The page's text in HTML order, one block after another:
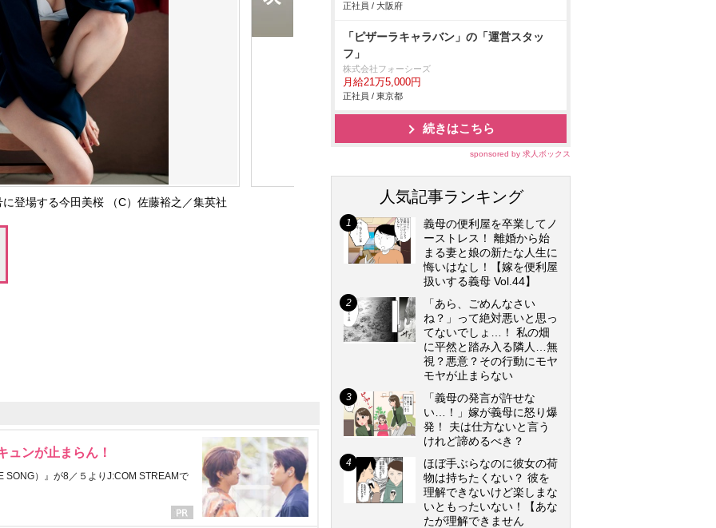
登場する今田美桜 （C）佐藤裕之／集英社
ュンが止まらん！
SONG）』が8／５よりJ:COM STREAMで
正社員 / 大阪府
「ピザーラキャラバン」の「運営スタッ
フ」
株式会社フォーシーズ
月給21万5,000円
正社員 / 東京都
続きはこちら
sponsored by 求人ボックス
人気記事ランキング
義母の便利屋を卒業してノ
ーストレス！ 離婚から始
まる妻と娘の新たな人生に
悔いはなし！【嫁を便利屋
扱いする義母 Vol.44】
「あら、ごめんなさい
ね？」って絶対悪いと思っ
てないでしょ…！ 私の畑
に平然と踏み入る隣人…無
視？悪意？その行動にモヤ
モヤが止まらない
「義母の発言が許せな
い…！」嫁が義母に怒り爆
発！ 夫は仕方ないと言う
けれど諦めるべき？
ほぼ手ぶらなのに彼女の荷
物は持ちたくない？ 彼を
理解できないけど楽しまな
いともったいない！【あな
たが理解できません